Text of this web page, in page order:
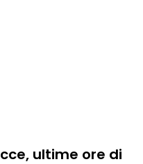
ultime ore di